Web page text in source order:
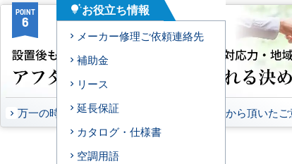
POINT
6
万一の時もお任せください
7
お客様から頂いた
tips_and_updatesお役立ち情報
メーカー修理ご依頼連絡先
補助金
リース
延長保証
カタログ・仕様書
空調用語